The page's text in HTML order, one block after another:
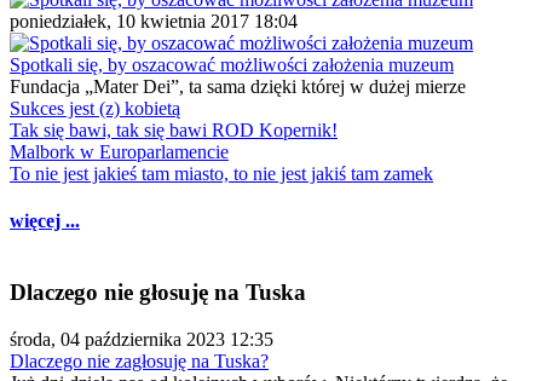
poniedziałek, 10 kwietnia 2017 18:04
Spotkali się, by oszacować możliwości założenia muzeum
Fundacja „Mater Dei”, ta sama dzięki której w dużej mierze
Sukces jest (z) kobietą
Tak się bawi, tak się bawi ROD Kopernik!
Malbork w Europarlamencie
To nie jest jakieś tam miasto, to nie jest jakiś tam zamek
więcej ...
Dlaczego nie głosuję na Tuska
środa, 04 października 2023 12:35
Dlaczego nie zagłosuję na Tuska?